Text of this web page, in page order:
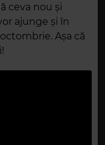
ceva nou și
ajunge și în
Așa că